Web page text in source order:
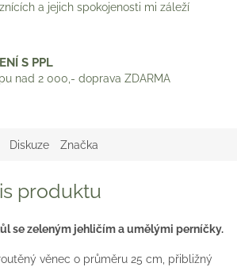
a jejich spokojenosti mi záleží
S PPL
nad 2 000,- doprava ZDARMA
Diskuze Značka
produktu
se zeleným jehličím a umělými perníčky.
věnec o průměru 25 cm, přibližný